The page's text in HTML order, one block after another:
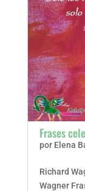
Frases
por Elena
Richard
Wagner